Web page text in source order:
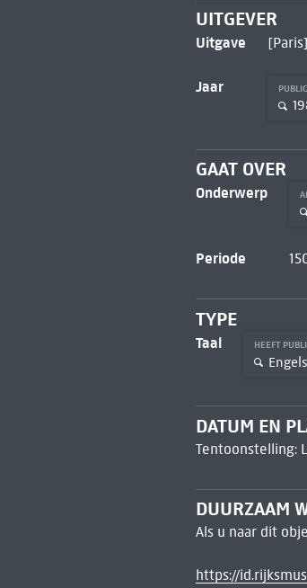
UITGEVER
Uitgave
Jaar
GAAT OVER
Onderwerp
Periode
TYPE
Taal HEEFT
Engels
DATUM EN
Tentoonstelling:
DUURZAAM
Als u naar dit
https://